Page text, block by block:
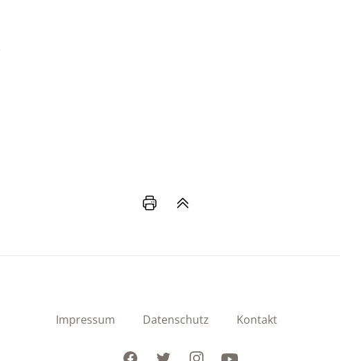
Impressum Datenschutz Kontakt
FacebookTwitterInstagramYoutube